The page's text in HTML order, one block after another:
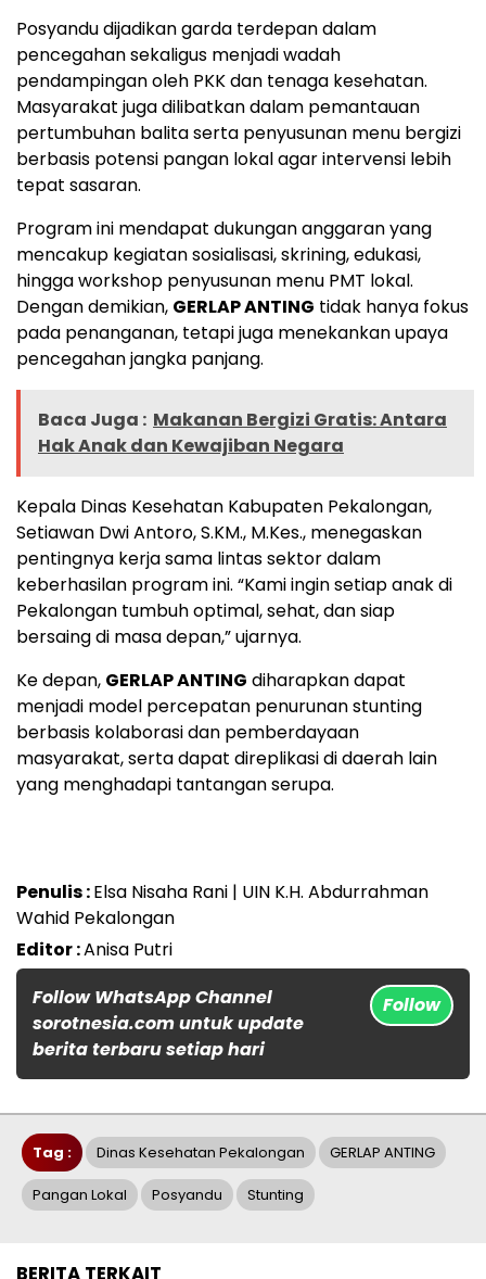
Posyandu dijadikan garda terdepan dalam
pencegahan sekaligus menjadi wadah
pendampingan oleh PKK dan tenaga kesehatan.
Masyarakat juga dilibatkan dalam pemantauan
pertumbuhan balita serta penyusunan menu bergizi
berbasis potensi pangan lokal agar intervensi lebih
tepat sasaran.
Program ini mendapat dukungan anggaran yang
mencakup kegiatan sosialisasi, skrining, edukasi,
hingga workshop penyusunan menu PMT lokal.
Dengan demikian, GERLAP ANTING tidak hanya fokus
pada penanganan, tetapi juga menekankan upaya
pencegahan jangka panjang.
Baca Juga : Makanan Bergizi Gratis: Antara
Hak Anak dan Kewajiban Negara
Kepala Dinas Kesehatan Kabupaten Pekalongan,
Setiawan Dwi Antoro, S.KM., M.Kes., menegaskan
pentingnya kerja sama lintas sektor dalam
keberhasilan program ini. “Kami ingin setiap anak di
Pekalongan tumbuh optimal, sehat, dan siap
bersaing di masa depan,” ujarnya.
Ke depan, GERLAP ANTING diharapkan dapat
menjadi model percepatan penurunan stunting
berbasis kolaborasi dan pemberdayaan
masyarakat, serta dapat direplikasi di daerah lain
yang menghadapi tantangan serupa.
Penulis :Elsa Nisaha Rani | UIN K.H. Abdurrahman
Wahid Pekalongan
Editor :Anisa Putri
Follow WhatsApp Channel
sorotnesia.com untuk update
berita terbaru setiap hari
Follow
Tag : Dinas Kesehatan Pekalongan GERLAP ANTING
Pangan Lokal Posyandu Stunting